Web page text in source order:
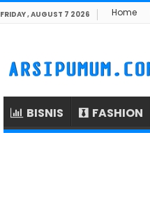
FRIDAY , AUGUST 7 2026 Home
BISNIS FASHION